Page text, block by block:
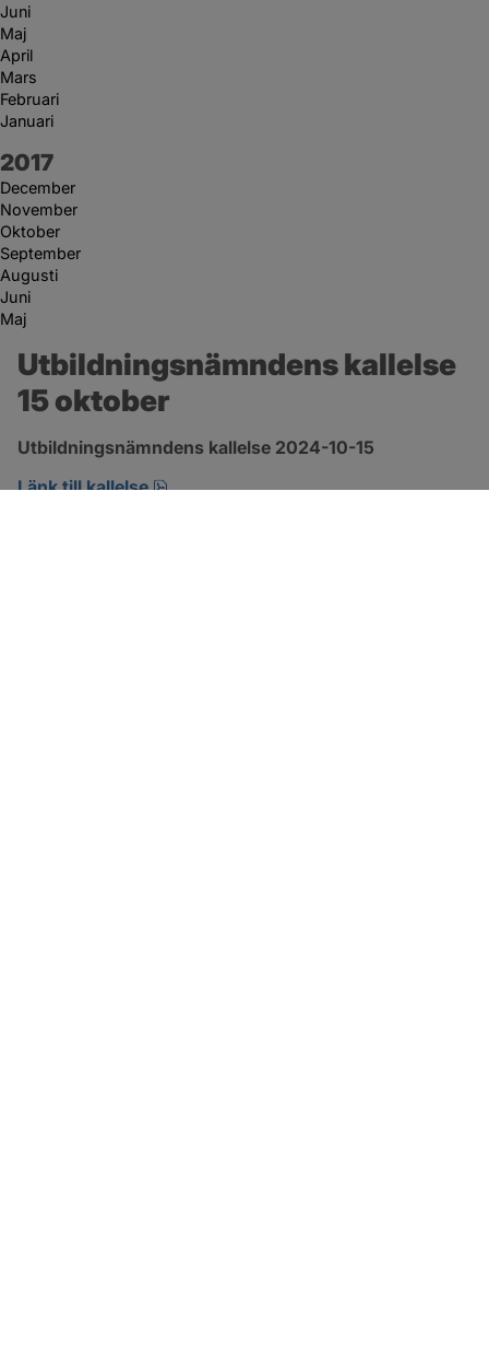
Juni
Maj
April
Mars
Februari
Januari
År:
2017
December
November
Oktober
September
Augusti
Juni
Maj
Utbildningsnämndens kallelse
15 oktober
Utbildningsnämndens kallelse 2024-10-15
Länk till kallelse
pdf, 208.1 kB, öppnas i nytt fönster.